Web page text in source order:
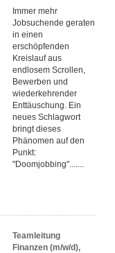
Immer mehr
Jobsuchende geraten
in einen
erschöpfenden
Kreislauf aus
endlosem Scrollen,
Bewerben und
wiederkehrender
Enttäuschung. Ein
neues Schlagwort
bringt dieses
Phänomen auf den
Punkt:
"Doomjobbing".......
Teamleitung
Finanzen (m/w/d),